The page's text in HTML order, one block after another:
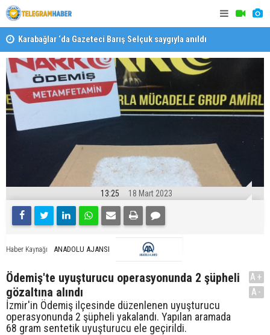
Karabağlar ‘da Gazeteci Barış Selçuk saygıyla anıldı
13:25 18 Mart 2023
Haber Kaynağı ANADOLU AJANSI
Ödemiş'te uyuşturucu operasyonunda 2 şüpheli
gözaltına alındı
İzmir'in Ödemiş ilçesinde düzenlenen uyuşturucu
operasyonunda 2 şüpheli yakalandı. Yapılan aramada
68 gram sentetik uyuşturucu ele geçirildi.
A+
A-